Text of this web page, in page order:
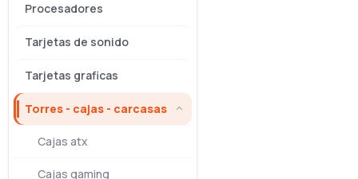
Procesadores
Tarjetas de sonido
Tarjetas graficas
Torres - cajas - carcasas
Cajas atx
Cajas gaming